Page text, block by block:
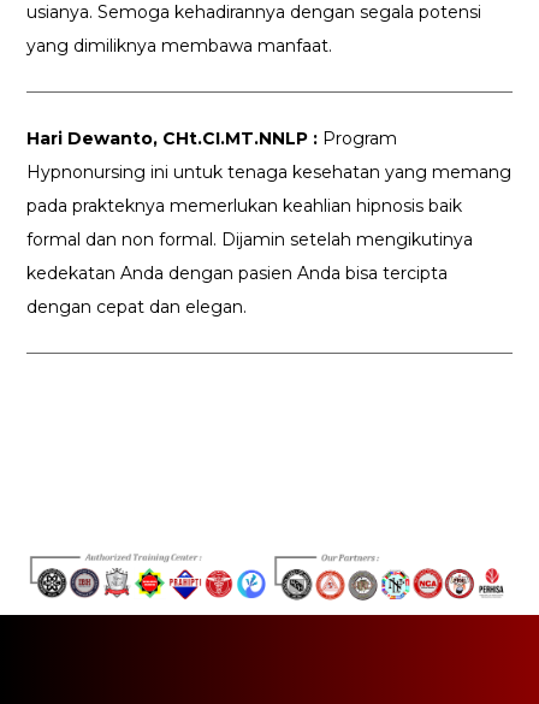
usianya. Semoga kehadirannya dengan segala potensi
yang dimiliknya membawa manfaat.
Hari Dewanto, CHt.CI.MT.NNLP : Program
Hypnonursing ini untuk tenaga kesehatan yang memang
pada prakteknya memerlukan keahlian hipnosis baik
formal dan non formal. Dijamin setelah mengikutinya
kedekatan Anda dengan pasien Anda bisa tercipta
dengan cepat dan elegan.